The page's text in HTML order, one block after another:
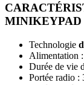
MINIKEYPAD
Technologie
Alimentation
Durée de vie
Portée radio :